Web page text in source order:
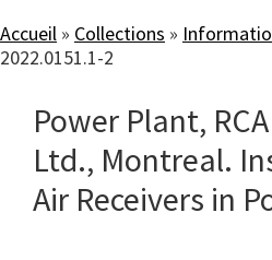
Accueil » Collections »
2022.0151.1-2
Power Plant,
Ltd., Montreal.
Air Receivers in